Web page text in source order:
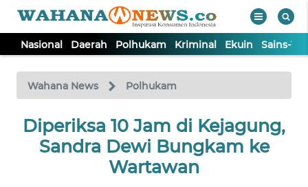
Nasional Daerah Polhukam Kriminal Ekuin Sains-
Wahana News Polhukam
Diperiksa 10 Jam di Kejagung,
Sandra Dewi Bungkam ke
Wartawan
TV
Tutup
NASIONAL